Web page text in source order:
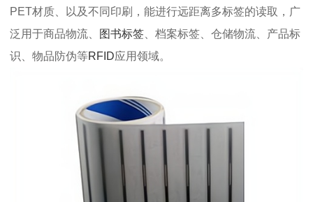
PET材质、以及不同印刷，能进行远距离多标签的读取，广
泛用于商品物流、
图书标签 、档案标签、仓储物流、产品标
识、物品防伪等RFID应用领域。